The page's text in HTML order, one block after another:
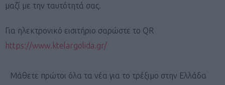
μαζί με την ταυτότητά σας.
Για ηλεκτρονικό εισιτήριο σαρώστε το QR
https://www.ktelargolida.gr/
Μάθετε πρώτοι όλα τα νέα για το τρέξιμο στην Ελλάδα